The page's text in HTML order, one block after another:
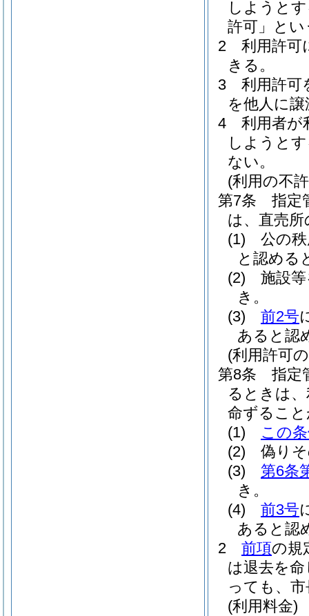
しようと
許可」とい
2
利用許可
きる。
3
利用許可
を他人に
4
利用者が
しようと
ない。
(利用の不
第7条
指定
は、直売
(1)
公の
と認める
(2)
施設
き。
(3)
前2号
あると認
(利用許可
第8条
指定
るときは
命ずるこ
(1)
この
(2)
偽り
(3)
第6条
き。
(4)
前3号
あると認
2
前項の規
は退去を
っても、
(利用料金)